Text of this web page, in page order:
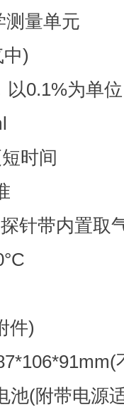
测量单元
)
以0.1%为单位
时间
针带内置取
件)
池(附带电源